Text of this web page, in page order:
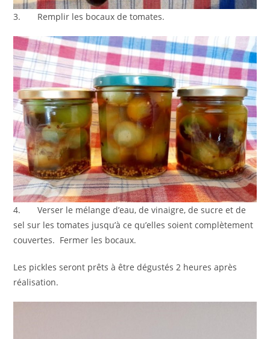
3. Remplir les bocaux de tomates.
4. Verser le mélange d’eau, de vinaigre, de sucre et de
sel sur les tomates jusqu’à ce qu’elles soient complètement
couvertes. Fermer les bocaux.
Les pickles seront prêts à être dégustés 2 heures après
réalisation.